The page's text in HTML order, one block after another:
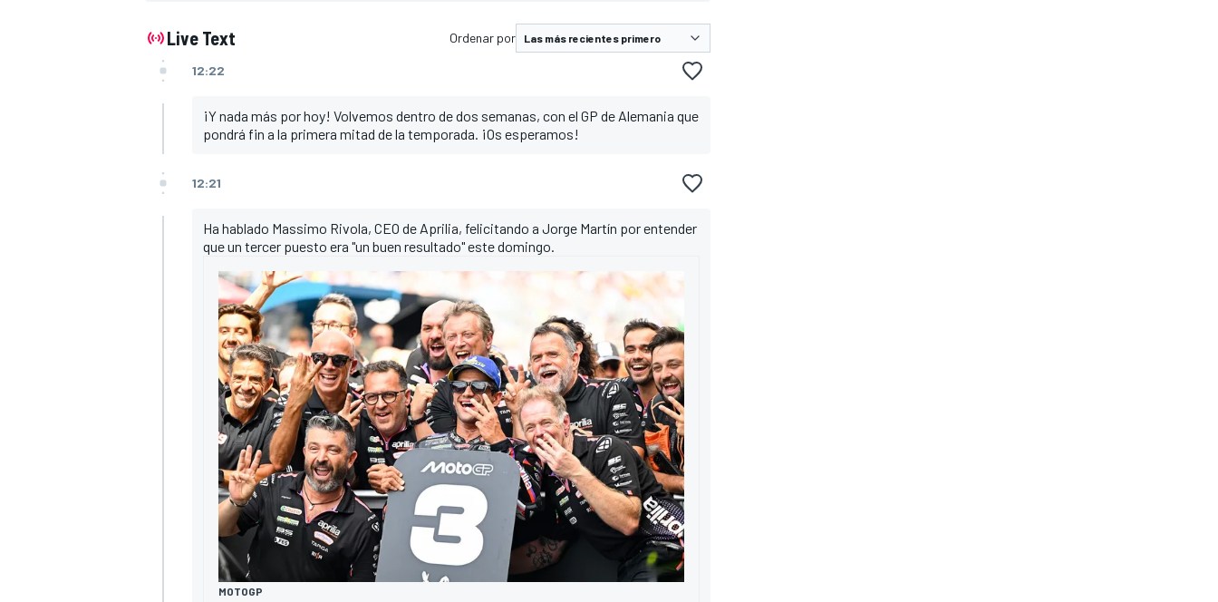
MÁS CATEGORÍAS
Live Text Ordenar por
12:22
¡Y nada más por hoy! Volvemos dentro de dos semanas, con el GP de Alemania que
pondrá fin a la primera mitad de la temporada. ¡Os esperamos!
12:21
Ha hablado Massimo Rivola, CEO de Aprilia, felicitando a Jorge Martín por entender
que un tercer puesto era "un buen resultado" este domingo.
MOTOGP